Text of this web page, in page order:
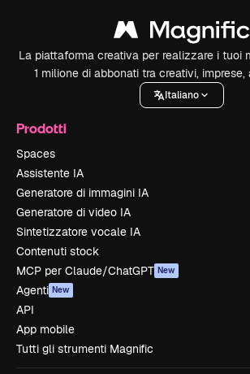
La piattaforma creativa per realizzare i tuoi
1 milione di abbonati tra creativi,
Italiano
Prodotti
Spaces
Assistente IA
Generatore di immagini IA
Generatore di video IA
Sintetizzatore vocale IA
Contenuti stock
MCP per Claude/ChatGPT New
Agenti New
API
App mobile
Tutti gli strumenti Magnific